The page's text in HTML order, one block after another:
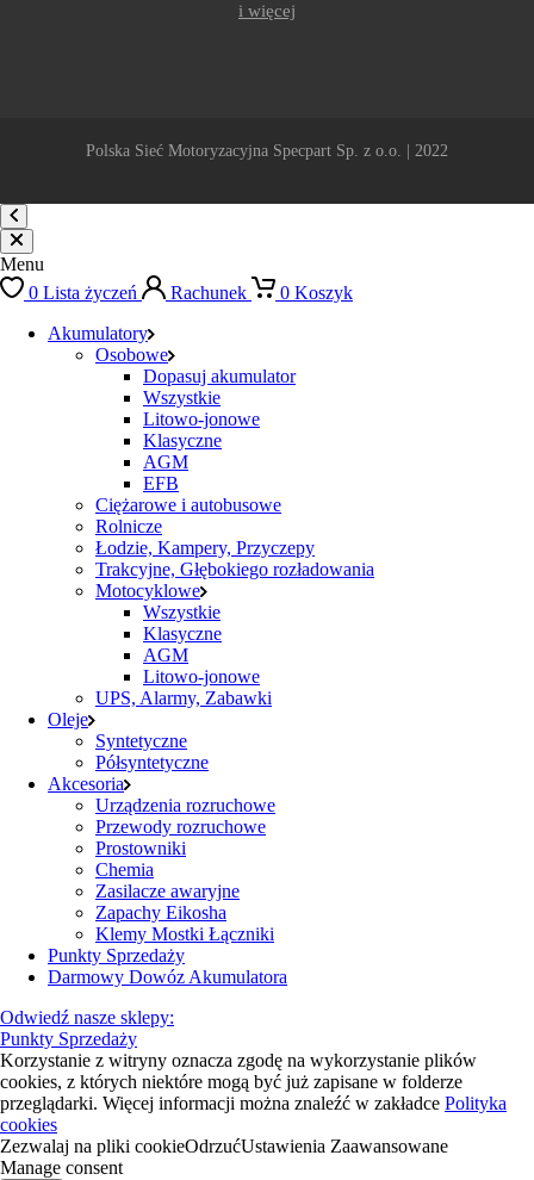
i więcej
Polska Sieć Motoryzacyjna Specpart Sp. z o.o. | 2022
Menu
0 Lista życzeń Rachunek 0 Koszyk
Akumulatory
Osobowe
Dopasuj akumulator
Wszystkie
Litowo-jonowe
Klasyczne
AGM
EFB
Ciężarowe i autobusowe
Rolnicze
Łodzie, Kampery, Przyczepy
Trakcyjne, Głębokiego rozładowania
Motocyklowe
Wszystkie
Klasyczne
AGM
Litowo-jonowe
UPS, Alarmy, Zabawki
Oleje
Syntetyczne
Półsyntetyczne
Akcesoria
Urządzenia rozruchowe
Przewody rozruchowe
Prostowniki
Chemia
Zasilacze awaryjne
Zapachy Eikosha
Klemy Mostki Łączniki
Punkty Sprzedaży
Darmowy Dowóz Akumulatora
Odwiedź nasze sklepy:
Punkty Sprzedaży
Korzystanie z witryny oznacza zgodę na wykorzystanie plików
cookies, z których niektóre mogą być już zapisane w folderze
przeglądarki. Więcej informacji można znaleźć w zakładce Polityka
cookies
Zezwalaj na pliki cookieOdrzućUstawienia Zaawansowane
Manage consent